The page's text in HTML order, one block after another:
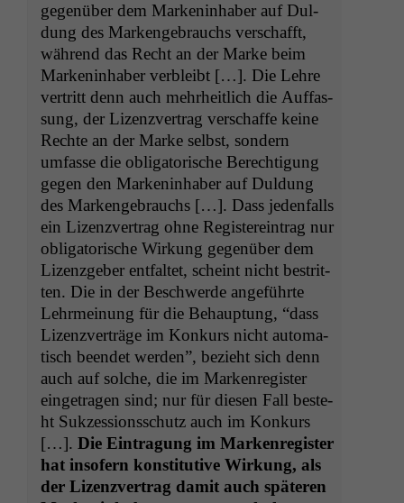
gegenüber dem Marken­in­hab­er auf Dul­
dung des Markenge­brauchs ver­schafft,
während das Recht an der Marke beim
Marken­in­hab­er verbleibt […]. Die Lehre
ver­tritt denn auch mehrheitlich die Auf­fas­
sung, der Lizen­zver­trag ver­schaffe keine
Rechte an der Marke selb­st, son­dern
umfasse die oblig­a­torische Berech­ti­gung
gegen den Marken­in­hab­er auf Dul­dung
des Markenge­brauchs […]. Dass jeden­falls
ein Lizen­zver­trag ohne Reg­is­tere­in­trag nur
oblig­a­torische Wirkung gegenüber dem
Lizen­zge­ber ent­fal­tet, scheint nicht bestrit­
ten. Die in der Beschw­erde ange­führte
Lehrmei­n­ung für die Behaup­tung, “dass
Lizen­zverträge im Konkurs nicht automa­
tisch been­det wer­den”, bezieht sich denn
auch auf solche, die im Marken­reg­is­ter
einge­tra­gen sind; nur für diesen Fall beste­
ht Sukzes­sion­ss­chutz auch im Konkurs
[…]. Die Ein­tra­gung im Marken­reg­is­ter
hat insofern kon­sti­tu­tive Wirkung, als
der Lizen­zver­trag damit auch späteren